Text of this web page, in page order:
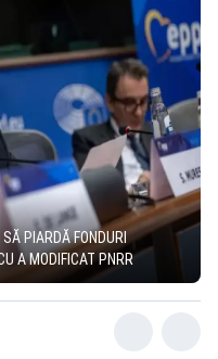
PIARDĂ FONDURI
A MODIFICAT PNRR